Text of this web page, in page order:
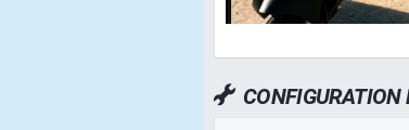
CONFIGURATION